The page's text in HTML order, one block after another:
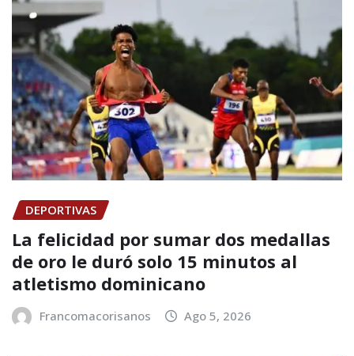
DEPORTIVAS
La felicidad por sumar dos medallas
de oro le duró solo 15 minutos al
atletismo dominicano
Francomacorisanos Ago 5, 2026